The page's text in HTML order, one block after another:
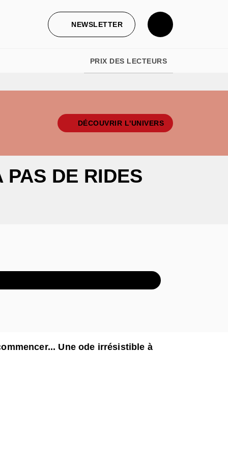
NEWSLETTER
PRIX DES LECTEURS
DÉCOUVRIR L'UNIVERS
DE RIDES
Une ode irrésistible à